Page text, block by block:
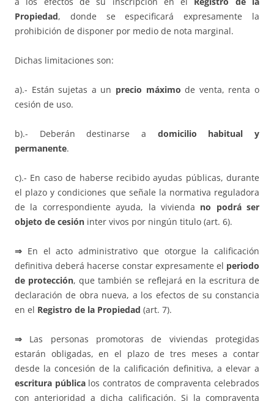
Propiedad, donde se especificará expresamente la
prohibición de disponer por medio de nota marginal.
Dichas limitaciones son:
a).- Están sujetas a un precio máximo de venta, renta o
cesión de uso.
b).- Deberán destinarse a domicilio habitual y
permanente.
c).- En caso de haberse recibido ayudas públicas, durante
el plazo y condiciones que señale la normativa reguladora
de la correspondiente ayuda, la vivienda no podrá ser
objeto de cesión inter vivos por ningún titulo (art. 6).
⇒ En el acto administrativo que otorgue la calificación
definitiva deberá hacerse constar expresamente el periodo
de protección, que también se reflejará en la escritura de
declaración de obra nueva, a los efectos de su constancia
en el Registro de la Propiedad (art. 7).
⇒ Las personas promotoras de viviendas protegidas
estarán obligadas, en el plazo de tres meses a contar
desde la concesión de la calificación definitiva, a elevar a
escritura públicalos contratos de compraventa celebrados
con anterioridad a dicha calificación. Si la compraventa